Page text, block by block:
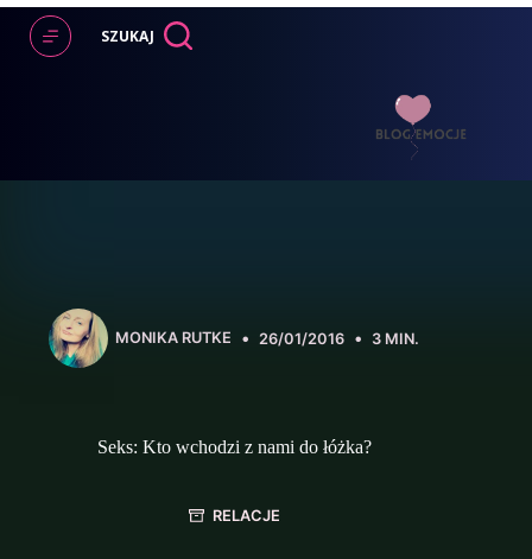
Przejdź
treści
SZUKAJ
MONIKA RUTKE 26/01/2016 3 MIN.
Seks: Kto wchodzi z nami do łóżka?
RELACJE